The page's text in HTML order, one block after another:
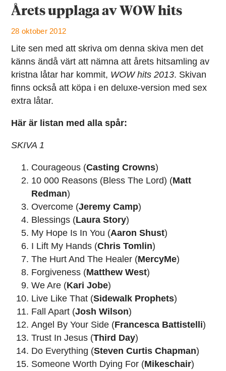
Årets upplaga av WOW hits
28 oktober 2012
Lite sen med att skriva om denna skiva men det
känns ändå värt att nämna att årets hitsamling av
kristna låtar har kommit, WOW hits 2013. Skivan
finns också att köpa i en deluxe-version med sex
extra låtar.
Här är listan med alla spår:
SKIVA 1
Courageous (Casting Crowns)
10 000 Reasons (Bless The Lord) (Matt
Redman)
Overcome (Jeremy Camp)
Blessings (Laura Story)
My Hope Is In You (Aaron Shust)
I Lift My Hands (Chris Tomlin)
The Hurt And The Healer (MercyMe)
Forgiveness (Matthew West)
We Are (Kari Jobe)
Live Like That (Sidewalk Prophets)
Fall Apart (Josh Wilson)
Angel By Your Side (Francesca Battistelli)
Trust In Jesus (Third Day)
Do Everything (Steven Curtis Chapman)
Someone Worth Dying For (Mikeschair)